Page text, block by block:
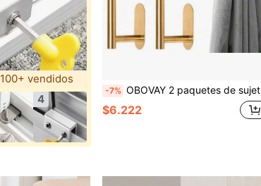
100+ vendidos
4
-7% OBOVAY 2 paquetes de sujetadores adhesivos para cortinas, ganchos para cortinas, soportes para cordón de cortinas sin taladro
$6.222